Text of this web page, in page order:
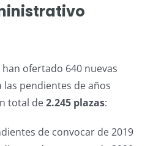
ofertado 640 nuevas
las pendientes de años
total de2.245 plazas:
de convocar de 2019